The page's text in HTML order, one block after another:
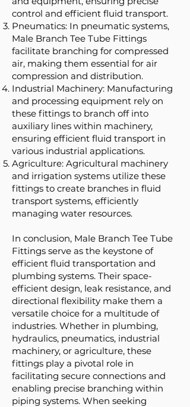
control and efficient fluid transport.
Pneumatics: In pneumatic systems,
Male Branch Tee Tube Fittings
facilitate branching for compressed
air, making them essential for air
compression and distribution.
Industrial Machinery: Manufacturing
and processing equipment rely on
these fittings to branch off into
auxiliary lines within machinery,
ensuring efficient fluid transport in
various industrial applications.
Agriculture: Agricultural machinery
and irrigation systems utilize these
fittings to create branches in fluid
transport systems, efficiently
managing water resources.
In conclusion, Male Branch Tee Tube
Fittings serve as the keystone of
efficient fluid transportation and
plumbing systems. Their space-
efficient design, leak resistance, and
directional flexibility make them a
versatile choice for a multitude of
industries. Whether in plumbing,
hydraulics, pneumatics, industrial
machinery, or agriculture, these
fittings play a pivotal role in
facilitating secure connections and
enabling precise branching within
piping systems. When seeking